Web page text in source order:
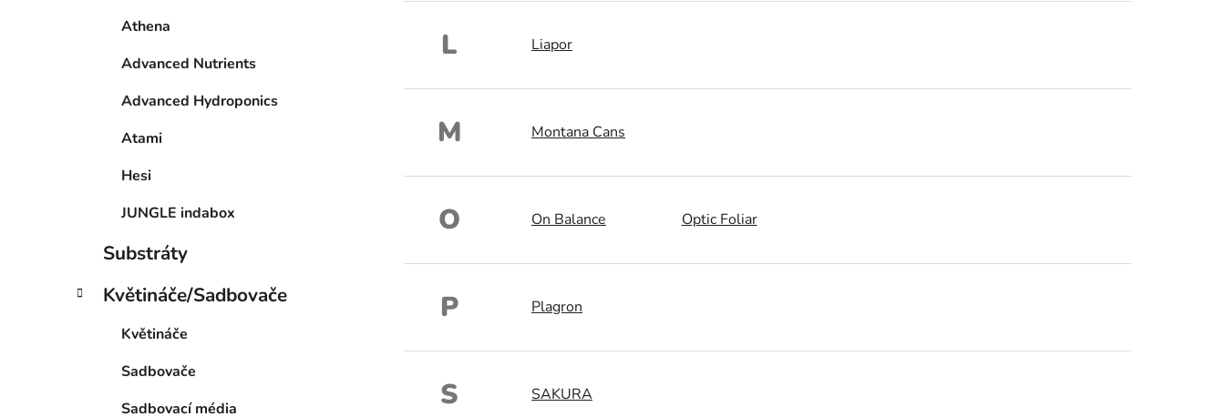
Athena
Advanced Nutrients
Advanced Hydroponics
Atami
Hesi
JUNGLE indabox
Substráty
Květináče/Sadbovače
Květináče
Sadbovače
Sadbovací média
L Liapor
M Montana Cans
O On Balance Optic Foliar
P Plagron
S SAKURA